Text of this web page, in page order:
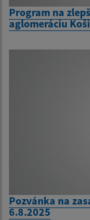
Program na
aglomeráciu
Pozvánka na
6.8.2025